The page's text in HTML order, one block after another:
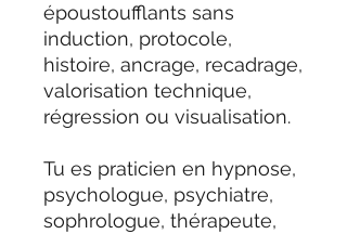
époustoufflants sans
induction, protocole,
histoire, ancrage, recadrage,
valorisation technique,
régression ou visualisation.
Tu es praticien en hypnose,
psychologue, psychiatre,
sophrologue, thérapeute,